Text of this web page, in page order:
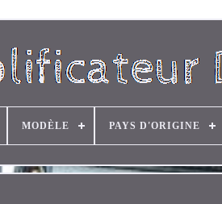
MODÈLE PAYS D'ORIGINE